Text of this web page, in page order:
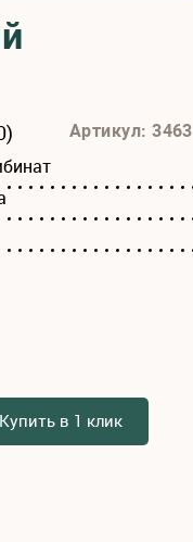
Артикул: 3463
Купить в 1 клик